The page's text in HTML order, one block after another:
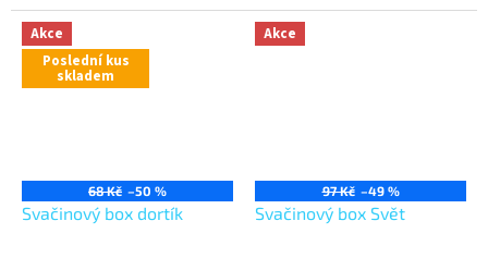
Akce
Poslední kus
skladem
68 Kč –50 %
Svačinový box dortík
Akce
97 Kč –49 %
Svačinový box Svět